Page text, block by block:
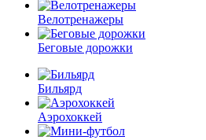
Велотренажеры
Беговые дорожки
Бильярд
Аэрохоккей